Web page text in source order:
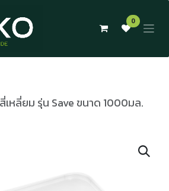
0
เหลี่ยม รุ่น Save ขนาด 1000มล.